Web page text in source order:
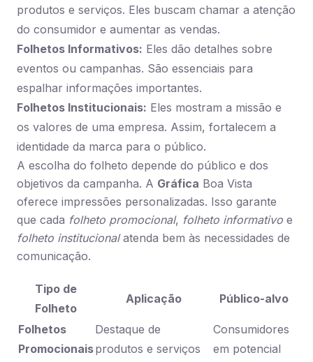
produtos e serviços. Eles buscam chamar a atenção
do consumidor e aumentar as vendas.
Folhetos Informativos: Eles dão detalhes sobre
eventos ou campanhas. São essenciais para
espalhar informações importantes.
Folhetos Institucionais: Eles mostram a missão e
os valores de uma empresa. Assim, fortalecem a
identidade da marca para o público.
A escolha do folheto depende do público e dos
objetivos da campanha. A Gráfica Boa Vista
oferece impressões personalizadas. Isso garante
que cada folheto promocional, folheto informativo e
folheto institucionalatenda bem às necessidades de
comunicação.
Tipo de
Folheto
Aplicação Público-alvo
Folhetos
Promocionais
Destaque de
produtos e serviços
Consumidores
em potencial